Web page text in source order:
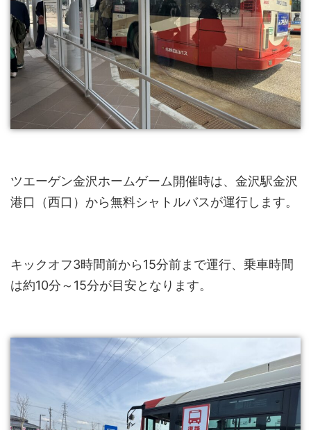
ツエーゲン金沢ホームゲーム開催時は、金沢駅金沢
港口（西口）から無料シャトルバスが運行します。
キックオフ3時間前から15分前まで運行、乗車時間
は約10分～15分が目安となります。